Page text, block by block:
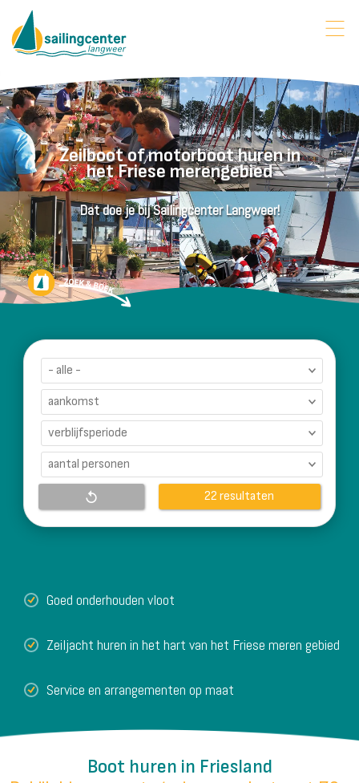
Zeilboot of motorboot huren in
het Friese merengebied
Dat doe je bij Sailingcenter Langweer!
resultaten
Goed onderhouden vloot
Zeiljacht huren in het hart van het Friese meren gebied
Service en arrangementen op maat
Boot huren in Friesland